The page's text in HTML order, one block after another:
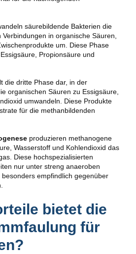
säurebildende Bakterien die
in organische Säuren,
um. Diese Phase
Propionsäure und
die dritte Phase dar, in der
organischen Säuren zu Essigsäure,
umwandeln. Diese Produkte
für die methanbildenden
produzieren methanogene
Wasserstoff und Kohlendioxid das
Diese hochspezialisierten
nur unter streng anaeroben
empfindlich gegenüber
bietet die
für